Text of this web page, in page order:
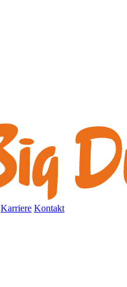
Karriere Kontakt